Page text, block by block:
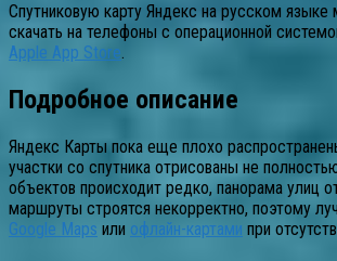
Спутниковую карту Яндекс на русском
скачать на телефоны с операционной
Apple App Store.
Подробное описание
Яндекс Карты пока еще плохо
участки со спутника отрисованы не
объектов происходит редко, панорама улиц
маршруты строятся некорректно, поэтому
Google Maps или офлайн-картами при